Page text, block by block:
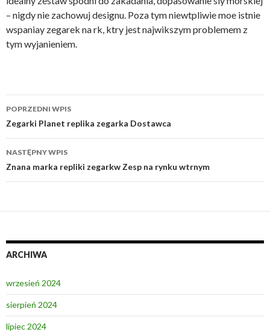
– nigdy nie zachowuj designu. Poza tym niewtpliwie moe istnie
wspaniay zegarek na rk, ktry jest najwikszym problemem z
tym wyjanieniem.
Nawigacja
wpisu
POPRZEDNI WPIS
Zegarki Planet replika zegarka Dostawca
NASTĘPNY WPIS
Znana marka repliki zegarkw Zesp na rynku wtrnym
ARCHIWA
wrzesień 2024
sierpień 2024
lipiec 2024